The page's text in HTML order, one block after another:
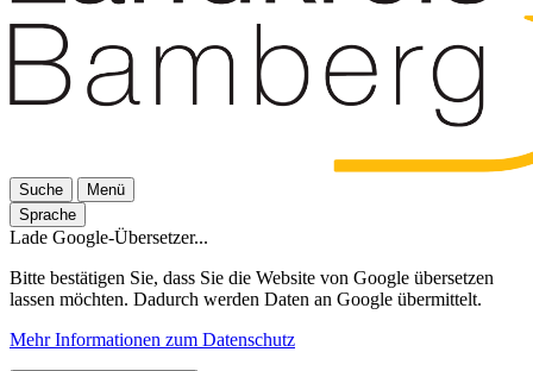
Suche
Menü
Sprache
Lade Google-Übersetzer...
Bitte bestätigen Sie, dass Sie die Website von Google übersetzen
lassen möchten. Dadurch werden Daten an Google übermittelt.
Mehr Informationen zum Datenschutz